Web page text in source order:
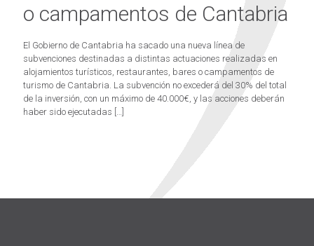
o campamentos de Cantabria
El Gobierno de Cantabria ha sacado una nueva línea de
subvenciones destinadas a distintas actuaciones realizadas en
alojamientos turísticos, restaurantes, bares o campamentos de
turismo de Cantabria. La subvención no excederá del 30% del total
de la inversión, con un máximo de 40.000€, y las acciones deberán
haber sido ejecutadas